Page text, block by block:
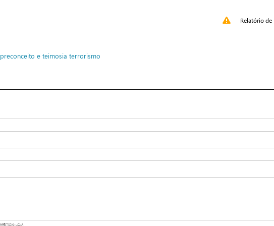
Relatório de
preconceito e teimosia terrorismo